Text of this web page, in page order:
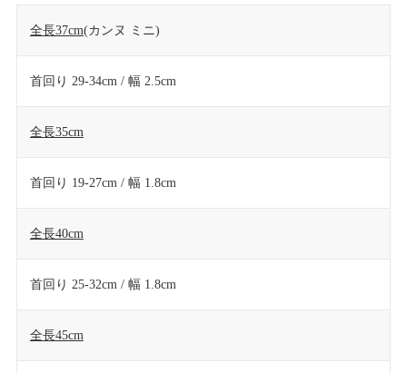
全長37cm(カンヌ ミニ)
首回り 29-34cm / 幅 2.5cm
全長35cm
首回り 19-27cm / 幅 1.8cm
全長40cm
首回り 25-32cm / 幅 1.8cm
全長45cm